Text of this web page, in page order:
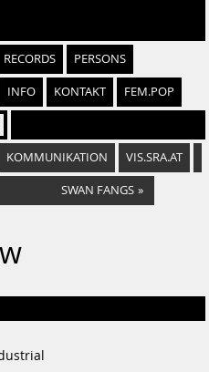
RECORDS PERSONS
INFO KONTAKT FEM.POP
KOMMUNIKATION VIS.SRA.AT
SWAN FANGS »